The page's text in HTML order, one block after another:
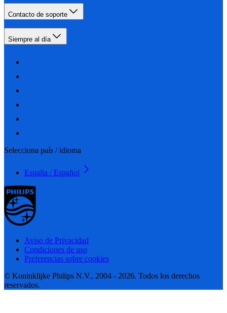
Contacto de soporte
Siempre al día
Selecciona país / idioma
España / Español
Aviso de Privacidad
Condiciones de uso
Preferencias sobre cookies
© Koninklijke Philips N.V., 2004 - 2026. Todos los derechos
reservados.